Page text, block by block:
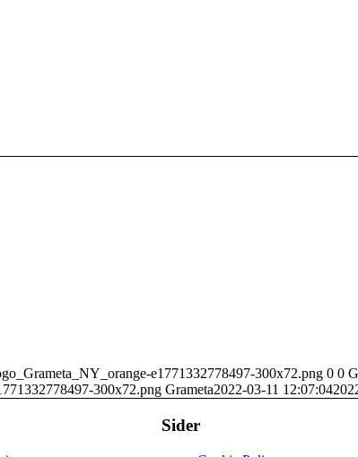
e1771332778497-300x72.png 0 0
300x72.png Grameta2022-03-11 12:07:04
Sider